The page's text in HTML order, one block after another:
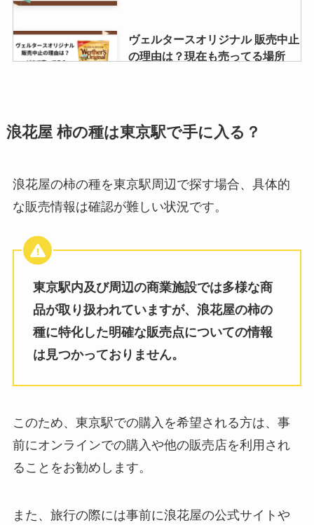
ヴェルタースオリジナル 販売中止
の理由は？現在も売ってる場所
源氏パイ 販売終了？売ってないっ
飲むシリカ どこで買える？ドンキ
宮城峡は売ってない？価格高騰の
理由はなぜ？レア度はどれくら
い？
ルコール度数はどれ位？
先を調査！
浪花屋 柿の種は東京駅で手に入る？
浪花屋の柿の種を東京駅周辺で探す場合、具体的
な販売情報は確認が難しい状況です。
東京駅内及び周辺の商業施設では多様な商
品が取り扱われていますが、浪花屋の柿の
種に特化した明確な販売点についての情報
は見つかっておりません。
このため、東京駅での購入を希望される方は、事
前にオンラインでの購入や他の販売店を利用され
ることをお勧めします。
また、旅行の際には事前に浪花屋の公式サイトや